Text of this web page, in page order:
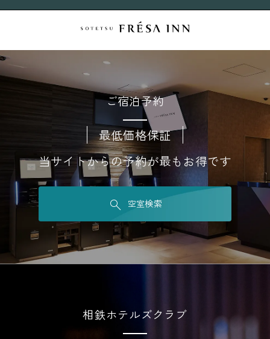
ご宿泊予約
最低価格保証
当サイトからの予約が最もお得です
空室検索
相鉄ホテルズクラブ